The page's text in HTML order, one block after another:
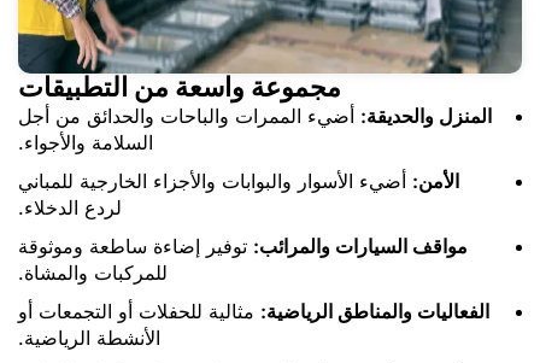
مجموعة واسعة من التطبيقات
المنزل والحديقة: أضيء الممرات والباحات والحدائق من أجل
السلامة والأجواء.
الأمن: أضيء الأسوار والبوابات والأجزاء الخارجية للمباني
لردع الدخلاء.
مواقف السيارات والمرائب: توفير إضاءة ساطعة وموثوقة
للمركبات والمشاة.
الفعاليات والمناطق الرياضية: مثالية للحفلات أو التجمعات أو
الأنشطة الرياضية.